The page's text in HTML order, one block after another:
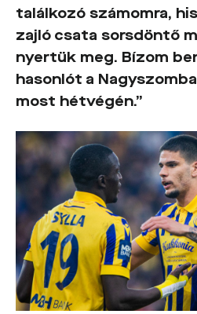
találkozó számomra,
zajló csata sorsdöntő
nyertük meg. Bízom
hasonlót a
most hétvégén.”